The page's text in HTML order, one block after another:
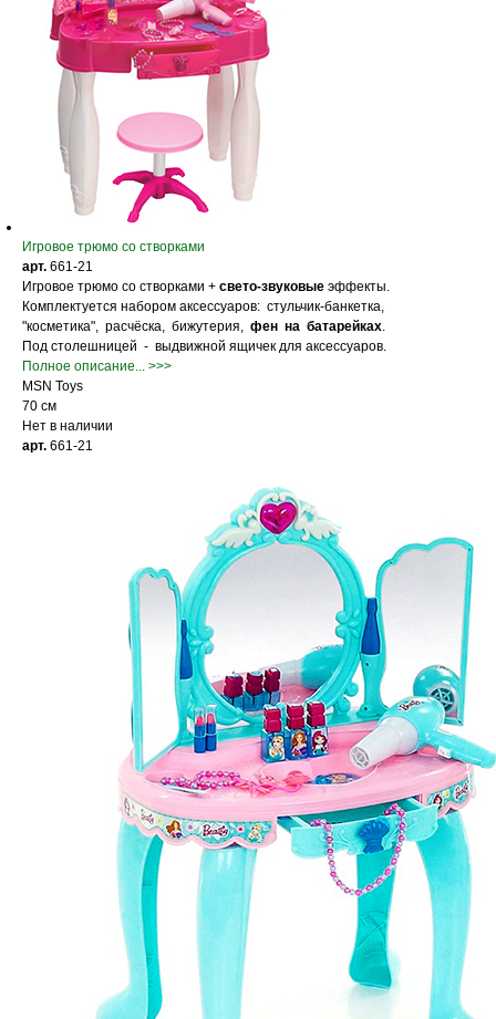
Игровое трюмо со створками
арт. 661-21
Игровое трюмо со створками + свето-звуковые эффекты.
Комплектуется набором аксессуаров: стульчик-банкетка,
"косметика", расчёска, бижутерия, фен на батарейках.
Под столешницей - выдвижной ящичек для аксессуаров.
Полное описание... >>>
MSN Toys
70 см
Нет в наличии
арт. 661-21